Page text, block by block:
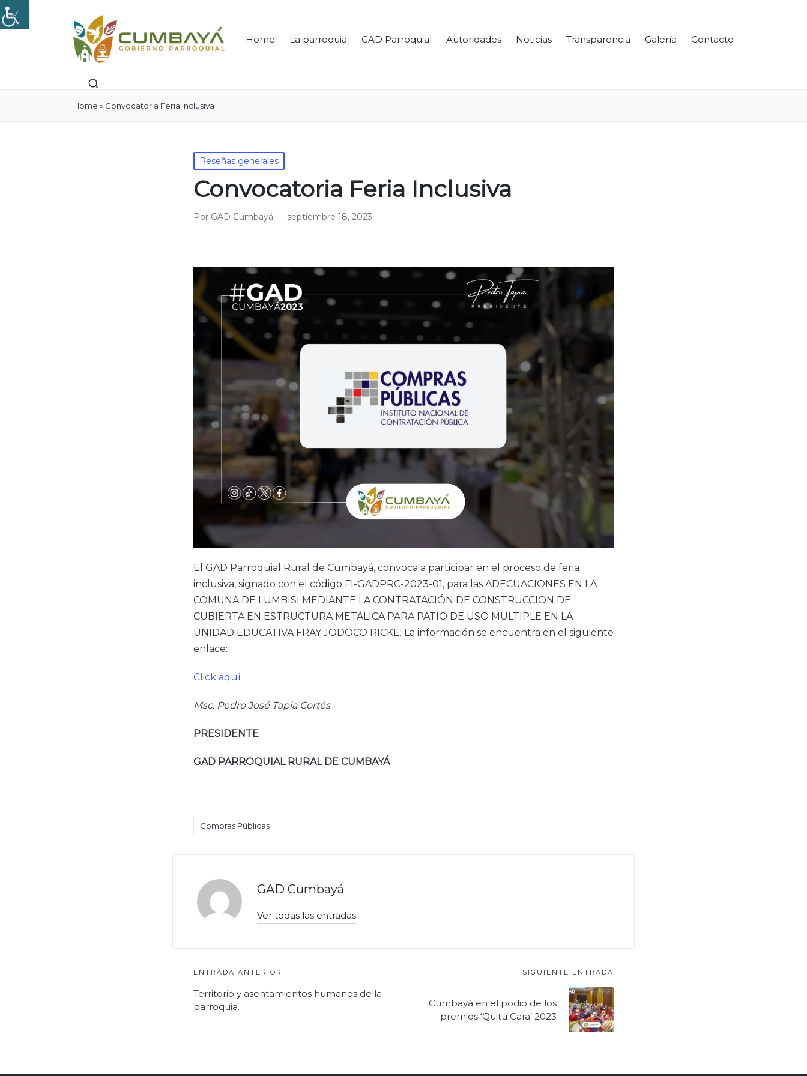
Home La parroquia GAD Parroquial Autoridades Noticias Transparencia Galería Contacto
Home » Convocatoria Feria Inclusiva
Publicado
en
Reseñas generales
Convocatoria Feria Inclusiva
Publicado
Por GAD Cumbayá septiembre 18, 2023
El GAD Parroquial Rural de Cumbayá, convoca a participar en el proceso de feria
inclusiva, signado con el código FI-GADPRC-2023-01, para las ADECUACIONES EN LA
COMUNA DE LUMBISI MEDIANTE LA CONTRATACIÓN DE CONSTRUCCION DE
CUBIERTA EN ESTRUCTURA METÁLICA PARA PATIO DE USO MULTIPLE EN LA
UNIDAD EDUCATIVA FRAY JODOCO RICKE. La información se encuentra en el siguiente
enlace:
Click aquí
Msc. Pedro José Tapia Cortés
PRESIDENTE
GAD PARROQUIAL RURAL DE CUMBAYÁ
Etiquetas:
Compras Públicas
GAD Cumbayá
Ver todas las entradas
Navegación
de
ENTRADA ANTERIOR
Territorio y asentamientos humanos de la
parroquia.
SIGUIENTE ENTRADA
Cumbayá en el podio de los
premios ‘Quitu Cara’ 2023